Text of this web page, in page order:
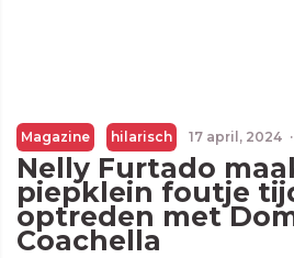
Magazine hilarisch 17 april, 2024 ·
Nelly Furtado
piepklein foutje
optreden met
Coachella